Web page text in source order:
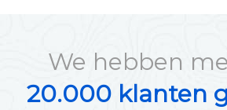
We hebben
20.000 klanten